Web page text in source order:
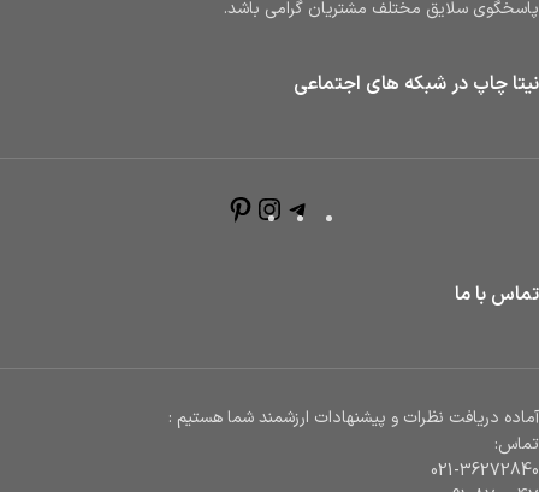
پاسخگوی سلایق مختلف مشتریان گرامی باشد.
نیتا چاپ در شبکه های اجتماعی
تماس با ما
آماده دریافت نظرات و پیشنهادات ارزشمند شما هستیم :
تماس:
021-36272840